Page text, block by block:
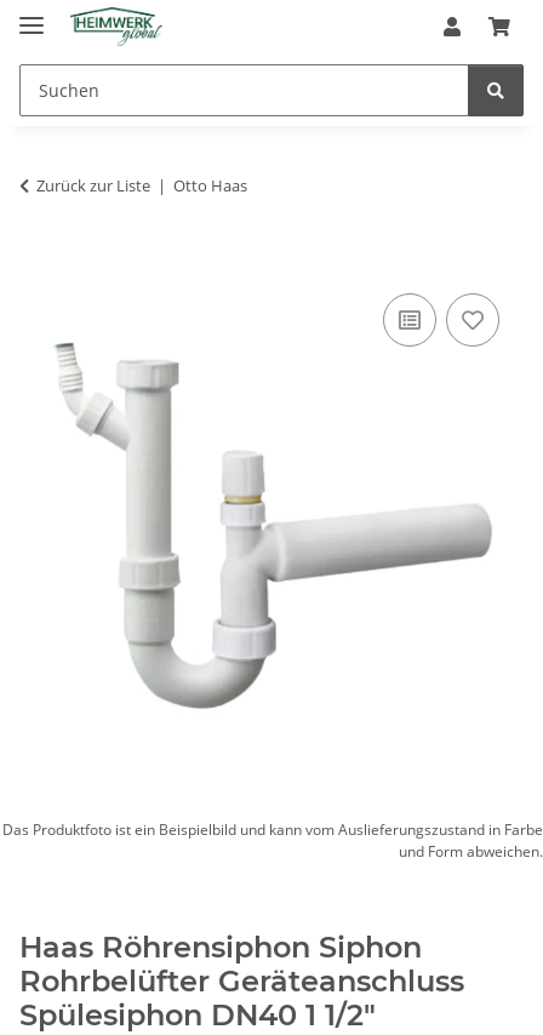
Zurück zur Liste Otto Haas
Das Produktfoto ist ein Beispielbild und kann vom Auslieferungszustand in Farbe
und Form abweichen.
Haas Röhrensiphon Siphon
Rohrbelüfter Geräteanschluss
Spülesiphon DN40 1 1/2"